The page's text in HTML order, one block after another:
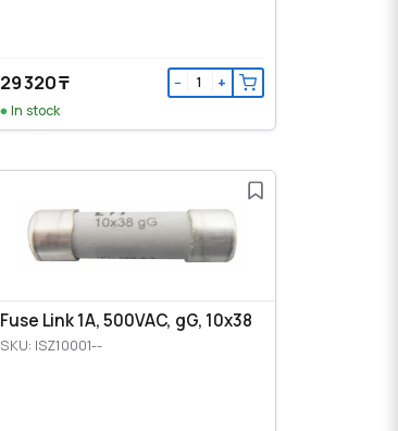
29 320 ₸ − +
In stock
Fuse Link 1A, 500VAC, gG, 10x38
SKU: ISZ10001--